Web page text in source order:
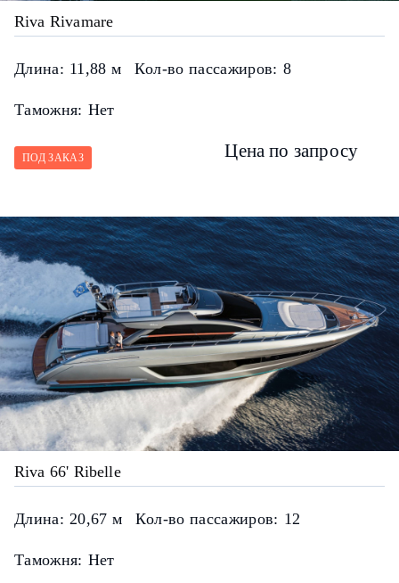
Riva Rivamare
Длина: 11,88 м Кол-во пассажиров: 8
Таможня: Нет
ПОД ЗАКАЗ Цена по запросу
Riva 66' Ribelle
Длина: 20,67 м Кол-во пассажиров: 12
Таможня: Нет